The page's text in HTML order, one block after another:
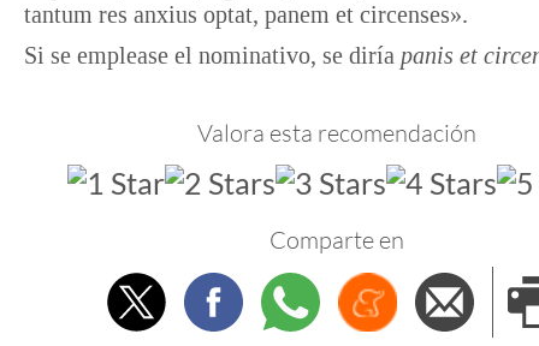
tantum res anxius optat, panem et circenses».
Si se emplease el nominativo, se diría panis et
Valora esta recomendación
Comparte en
TwitterFacebookWhatsappMenéame